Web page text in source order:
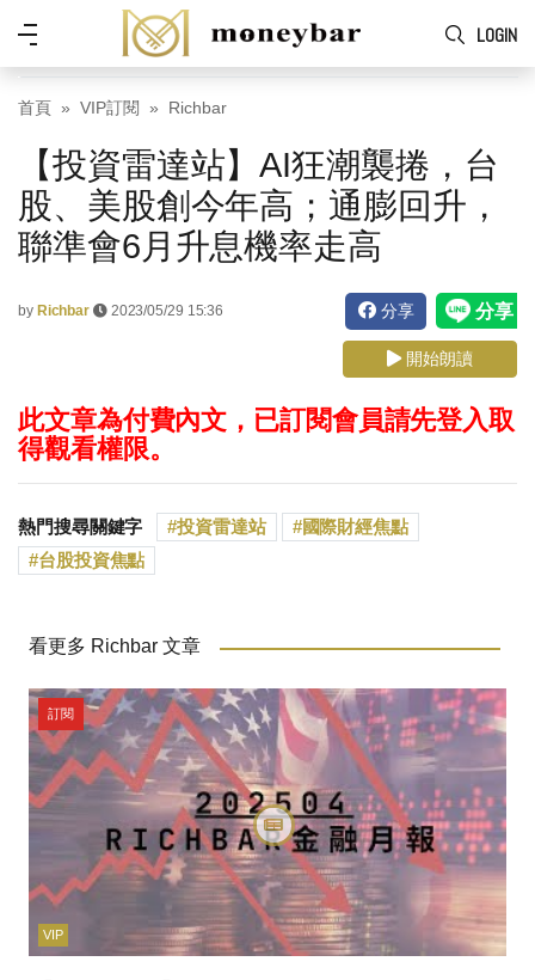
Skip to main content
LOGIN
功
表
首頁 VIP訂閱 Richbar
【投資雷達站】AI狂潮襲捲，台
股、美股創今年高；通膨回升，
聯準會6月升息機率走高
by Richbar 2023/05/29 15:36 分享
開始朗讀
此文章為付費內文，已訂閱會員請先登入取
得觀看權限。
熱門搜尋關鍵字 投資雷達站
國際財經焦點
台股投資焦點
看更多 Richbar 文章
VIP
訂閱